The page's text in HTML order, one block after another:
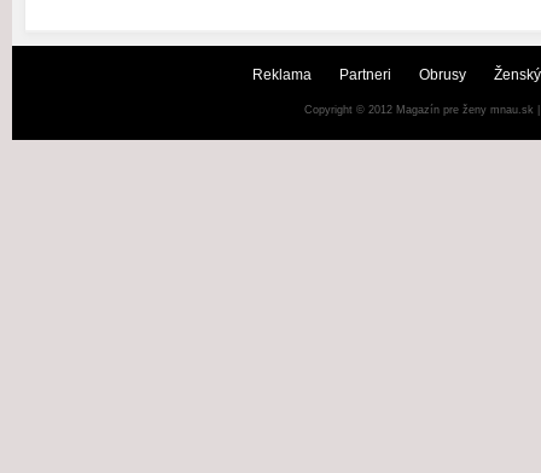
Reklama Partneri Obrusy
Copyright © 2012 Magazín pre ženy mnau.sk